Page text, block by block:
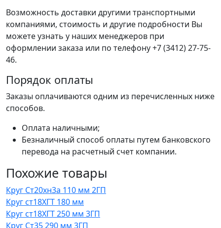
Возможность доставки другими транспортными
компаниями, стоимость и другие подробности Вы
можете узнать у наших менеджеров при
оформлении заказа или по телефону +7 (3412) 27-75-
46.
Порядок оплаты
Заказы оплачиваются одним из перечисленных ниже
способов.
Оплата наличными;
Безналичный способ оплаты путем банковского
перевода на расчетный счет компании.
Похожие товары
Круг Ст20хн3а 110 мм 2ГП
Круг ст18ХГТ 180 мм
Круг ст18ХГТ 250 мм 3ГП
Круг Ст35 290 мм 3ГП